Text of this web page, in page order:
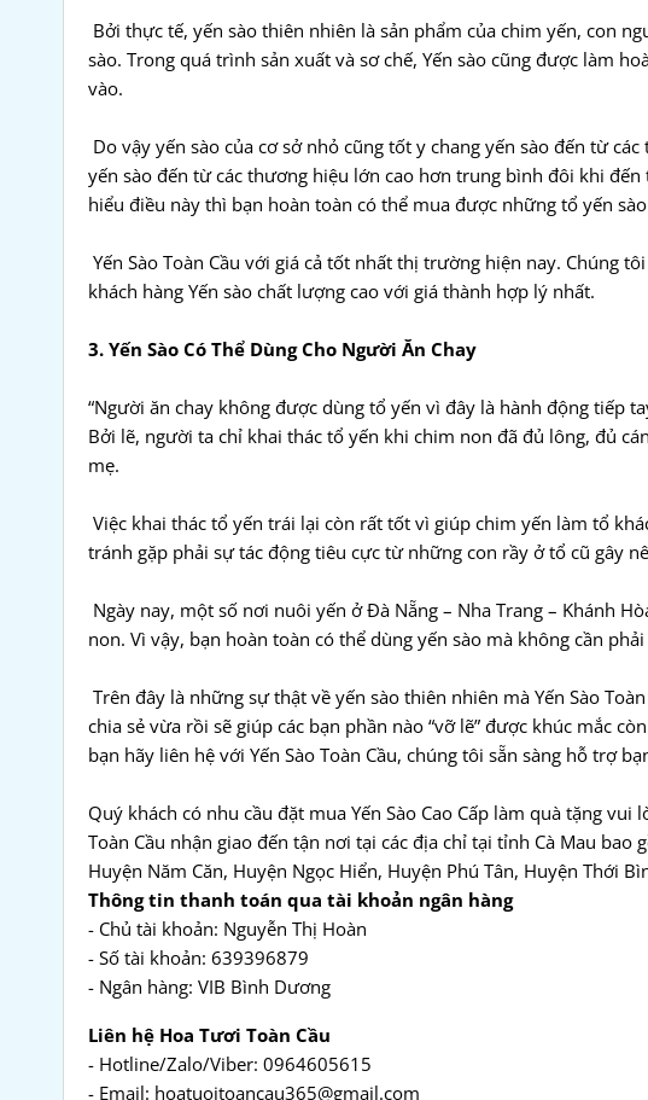
Bởi thực tế, yến sào thiên nhiên là sản phẩm của chim yến, con
sào. Trong quá trình sản xuất và sơ chế, Yến sào cũng được làm
vào.
Do vậy yến sào của cơ sở nhỏ cũng tốt y chang yến sào đến từ
yến sào đến từ các thương hiệu lớn cao hơn trung bình đôi khi
hiểu điều này thì bạn hoàn toàn có thể mua được những tổ yến
Yến Sào Toàn Cầu với giá cả tốt nhất thị trường hiện nay. Chúng
khách hàng Yến sào chất lượng cao với giá thành hợp lý nhất.
3. Yến Sào Có Thể Dùng Cho Người Ăn Chay
“Người ăn chay không được dùng tổ yến vì đây là hành động tiếp
Bởi lẽ, người ta chỉ khai thác tổ yến khi chim non đã đủ lông, đủ
mẹ.
Việc khai thác tổ yến trái lại còn rất tốt vì giúp chim yến làm tổ
tránh gặp phải sự tác động tiêu cực từ những con rầy ở tổ cũ gây
Ngày nay, một số nơi nuôi yến ở Đà Nẵng – Nha Trang – Khánh
non. Vì vậy, bạn hoàn toàn có thể dùng yến sào mà không cần
Trên đây là những sự thật về yến sào thiên nhiên mà Yến Sào
chia sẻ vừa rồi sẽ giúp các bạn phần nào “vỡ lẽ” được khúc mắc
bạn hãy liên hệ với Yến Sào Toàn Cầu, chúng tôi sẵn sàng hỗ trợ
Quý khách có nhu cầu đặt mua Yến Sào Cao Cấp làm quà tặng vui
Toàn Cầu nhận giao đến tận nơi tại các địa chỉ tại tỉnh Cà Mau
Huyện Năm Căn, Huyện Ngọc Hiển, Huyện Phú Tân, Huyện Thới
Thông tin thanh toán qua tài khoản ngân hàng
- Chủ tài khoản: Nguyễn Thị Hoàn
- Số tài khoản: 639396879
- Ngân hàng: VIB Bình Dương
Liên hệ Hoa Tươi Toàn Cầu
- Hotline/Zalo/Viber: 0964605615
- Email: hoatuoitoancau365@gmail.com